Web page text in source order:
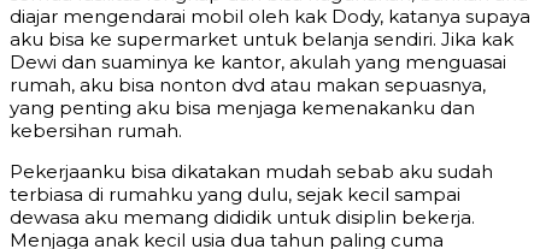
diajar mengendarai mobil oleh kak Dody, katanya supaya
aku bisa ke supermarket untuk belanja sendiri. Jika kak
Dewi dan suaminya ke kantor, akulah yang menguasai
rumah, aku bisa nonton dvd atau makan sepuasnya,
yang penting aku bisa menjaga kemenakanku dan
kebersihan rumah.
Pekerjaanku bisa dikatakan mudah sebab aku sudah
terbiasa di rumahku yang dulu, sejak kecil sampai
dewasa aku memang dididik untuk disiplin bekerja.
Menjaga anak kecil usia dua tahun paling cuma